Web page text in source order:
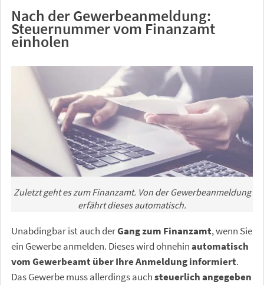
Nach der Gewerbeanmeldung:
Steuernummer vom Finanzamt
einholen
Zuletzt geht es zum Finanzamt. Von der Gewerbeanmeldung
erfährt dieses automatisch.
Unabdingbar ist auch derGang zum Finanzamt, wenn Sie
ein Gewerbe anmelden. Dieses wird ohnehinautomatisch
vom Gewerbeamt über Ihre Anmeldung informiert.
Das Gewerbe muss allerdings auchsteuerlich angegeben